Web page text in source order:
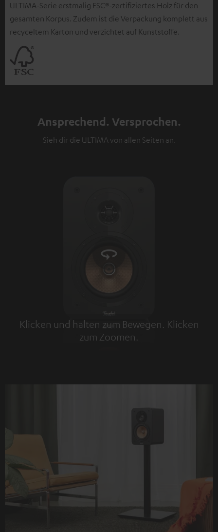
ULTIMA-Serie erstmalig FSC®-zertifiziertes Holz für den
gesamten Korpus. Zudem ist die Verpackung komplett aus
recyceltem Karton und verzichtet auf Kunststoffe.
Ansprechend. Versprochen.
Sieh dir die ULTIMA von allen Seiten an.
Klicken und halten zum Bewegen. Klicken
zum Zoomen.
Tap to zoom